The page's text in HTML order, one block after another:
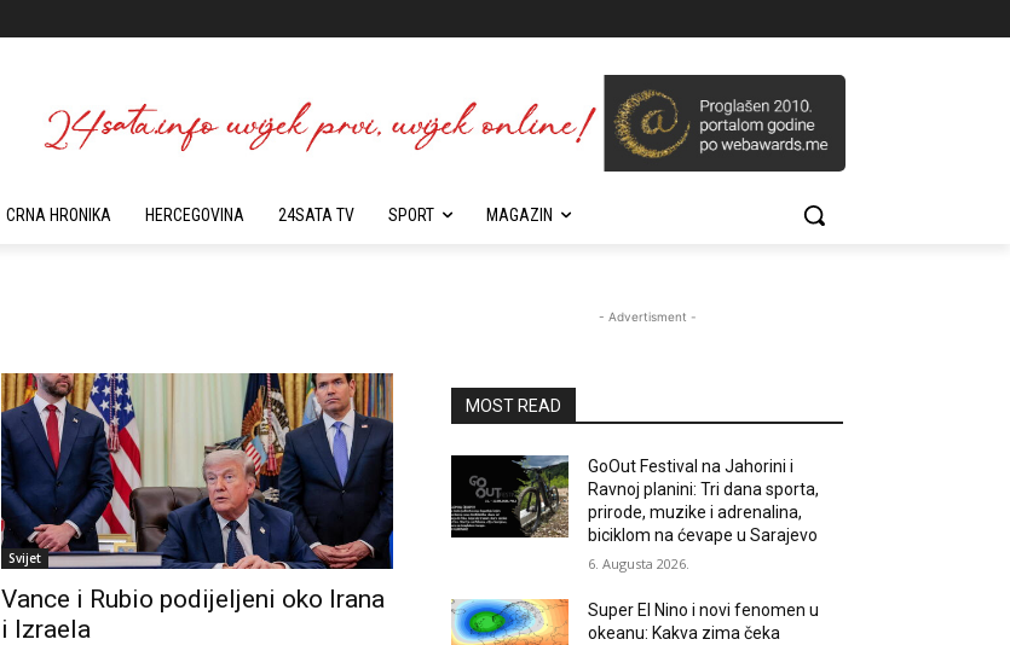
CRNA HRONIKA HERCEGOVINA 24SATA TV SPORT MAGAZIN
Svijet
Vance i Rubio podijeljeni oko Irana
i Izraela
- Advertisment -
MOST READ
GoOut Festival na Jahorini i
Ravnoj planini: Tri dana sporta,
prirode, muzike i adrenalina,
biciklom na ćevape u Sarajevo
6. Augusta 2026.
Super El Nino i novi fenomen u
okeanu: Kakva zima čeka